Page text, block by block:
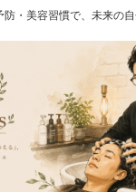
・美容習慣で、未来の自